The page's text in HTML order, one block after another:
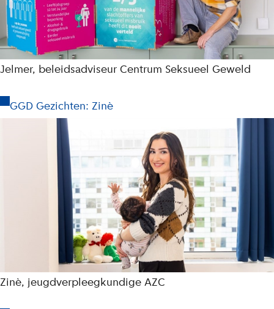
Jelmer, beleidsadviseur Centrum Seksueel Geweld
GGD Gezichten: Zinè
Zinè, jeugdverpleegkundige AZC